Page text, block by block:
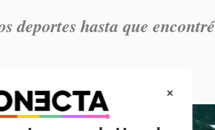
deportes hasta que encontré
×